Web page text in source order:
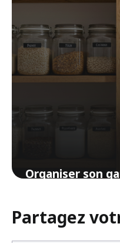
Organiser son
27 mars 2026
Partagez